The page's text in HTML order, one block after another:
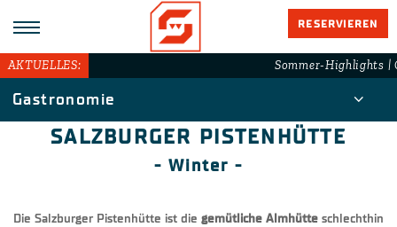
RESERVIEREN
Gastronomie
SALZBURGER PISTENHÜTTE
- Winter -
Die Salzburger Pistenhütte ist die gemütliche Almhütte schlechthin
AKTUELLES: Sommer-Highlights